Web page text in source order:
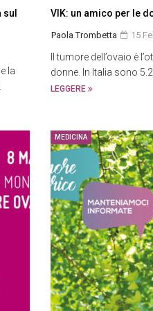
la
VIK: un amico per le
Paola Trombetta 15
Il tumore dell’ovaio è
donne. In Italia sono
LEGGERE
MEDICINA